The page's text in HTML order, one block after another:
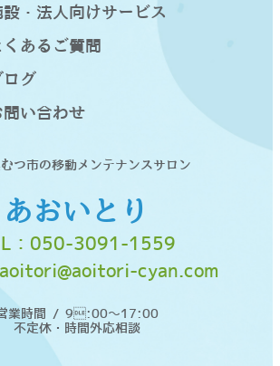
つ市の移動メンテナンスサロン
あおいとり
： 050-3091-1559
aoitori@aoitori-cyan.com
業時間 / 9:00〜17:00
不定休・時間外応相談
設・法人向けサービス
くあるご質問
ログ
問い合わせ